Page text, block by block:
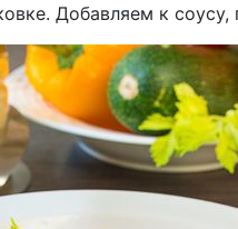
Добавляем к